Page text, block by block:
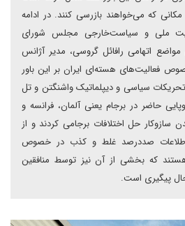
که می‌خواهند بازرسی کنند. در ادامه
ملی و سیاست‌خارجی مجلس شورای
اتهامی رافائل گروسی، مدیر آژانس
فعالیت‌های هسته‌ای ایران بر این باور
سیاسی و دیپلماتیک واشنگتن و تل
حاضر در برجام یعنی آلمان، فرانسه و
سازوکار حل اختلافات برجامی کردند و از
صددرصد غلط و کذب در خصوص
که بخشی از آن نیز توسط منافقین
پیگیری است.